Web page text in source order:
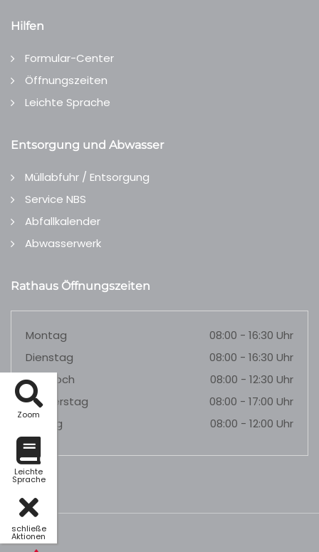
Zoom
Leichte
Sprache
schließe
Aktionen
Hilfen
Formular-Center
Öffnungszeiten
Leichte Sprache
Entsorgung und Abwasser
Müllabfuhr / Entsorgung
Service NBS
Abfallkalender
Abwasserwerk
Rathaus Öffnungszeiten
Montag
08:00 - 16:30 Uhr
Dienstag
08:00 - 16:30 Uhr
Mittwoch
08:00 - 12:30 Uhr
Donnerstag
08:00 - 17:00 Uhr
Freitag
08:00 - 12:00 Uhr